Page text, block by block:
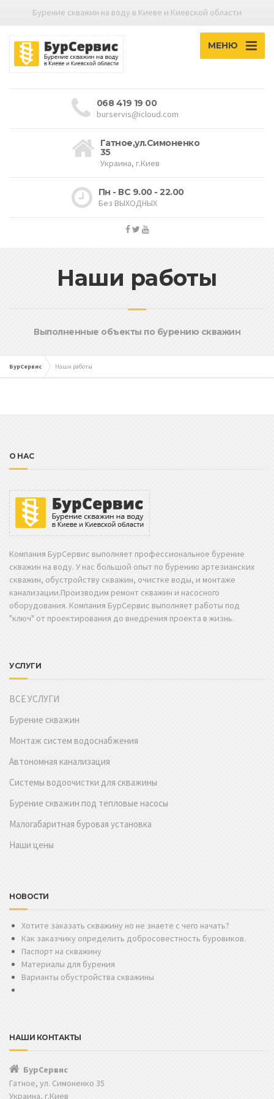
Бурение скважин на воду в Киеве и Киевской области
МЕНЮ
068 419 19 00
burservis@icloud.com
Гатное,ул.Симоненко
35
Украина, г.Киев
Пн - ВС 9.00 - 22.00
Без ВЫХОДНЫХ
Наши работы
Выполненные объекты по бурению скважин
БурСервис Наши работы
О НАС
Компания БурСервис выполняет профессиональное бурение
скважин на воду. У нас большой опыт по бурению артезианских
скважин, обустройству скважин, очистке воды, и монтаже
канализации.Производим ремонт скважин и насосного
оборудования. Компания БурСервис выполняет работы под
"ключ" от проектирования до внедрения проекта в жизнь.
УСЛУГИ
ВСЕ УСЛУГИ
Бурение скважин
Монтаж систем водоснабжения
Автономная канализация
Системы водоочистки для скважины
Бурение скважин под тепловые насосы
Малогабаритная буровая установка
Наши цены
НОВОСТИ
Хотите заказать скважину но не знаете с чего начать?
Как заказчику определить добросовестность буровиков.
Паспорт на скважину
Материалы для бурения
Варианты обустройства скважины
НАШИ КОНТАКТЫ
БурСервис
Гатное, ул. Симоненко 35
Украина, г.Киев